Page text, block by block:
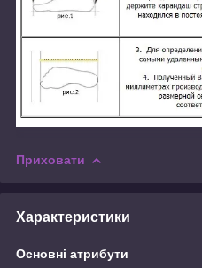
Приховати
Характеристики
Основні атрибути